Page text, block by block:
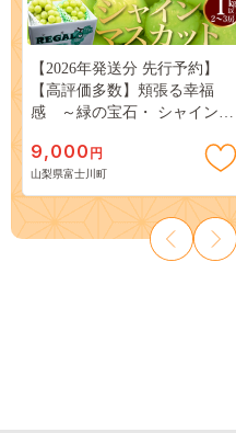
【2026年発送分 先行予約】
【高評価多数】頬張る幸福
感 ～緑の宝石・ シャインマ
３房） フルーツ 山梨県産 果
物 くだもの シャイン マスカ
ット ぶどう ブドウ 葡萄 大粒
種なし 先行予約 富士川町
10000円 一万円 9000円 九千円
9,000 円
山梨県富士川町